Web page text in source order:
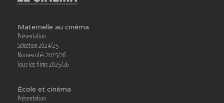
Maternelle au cinéma
Présentation
Sélection 2024/25
Nouveautés 2025/26
Tous les films 2025/26
École et cinéma
Présentation